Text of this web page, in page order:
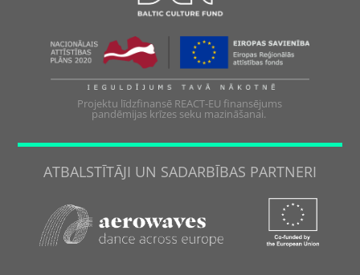
Projektu līdzfinansē REACT-EU finansējums
pandēmijas krīzes seku mazināšanai.
ATBALSTĪTĀJI UN SADARBĪBAS PARTNERI